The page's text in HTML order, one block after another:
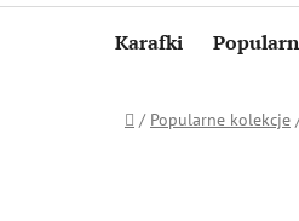
Karafki
Home
/ Popularne kolekcje